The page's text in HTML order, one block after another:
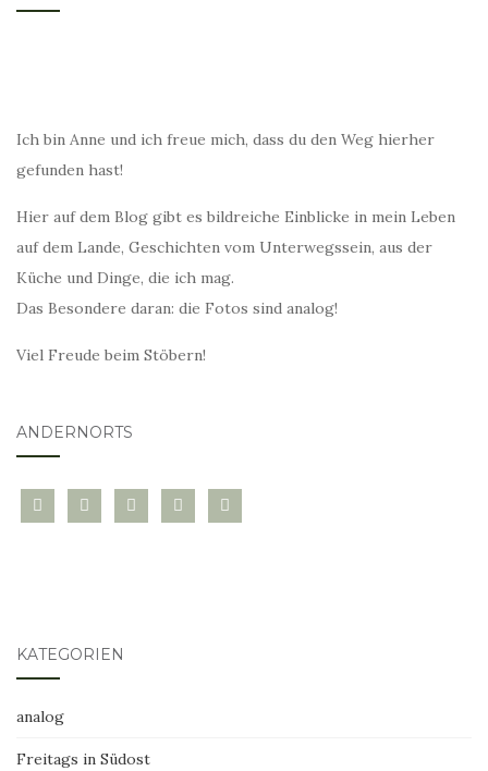
Ich bin Anne und ich freue mich, dass du den Weg hierher
gefunden hast!
Hier auf dem Blog gibt es bildreiche Einblicke in mein Leben
auf dem Lande, Geschichten vom Unterwegssein, aus der
Küche und Dinge, die ich mag.
Das Besondere daran: die Fotos sind analog!
Viel Freude beim Stöbern!
ANDERNORTS
bloglovininstagramtwitter pinterest
mail
KATEGORIEN
analog
Freitags in Südost